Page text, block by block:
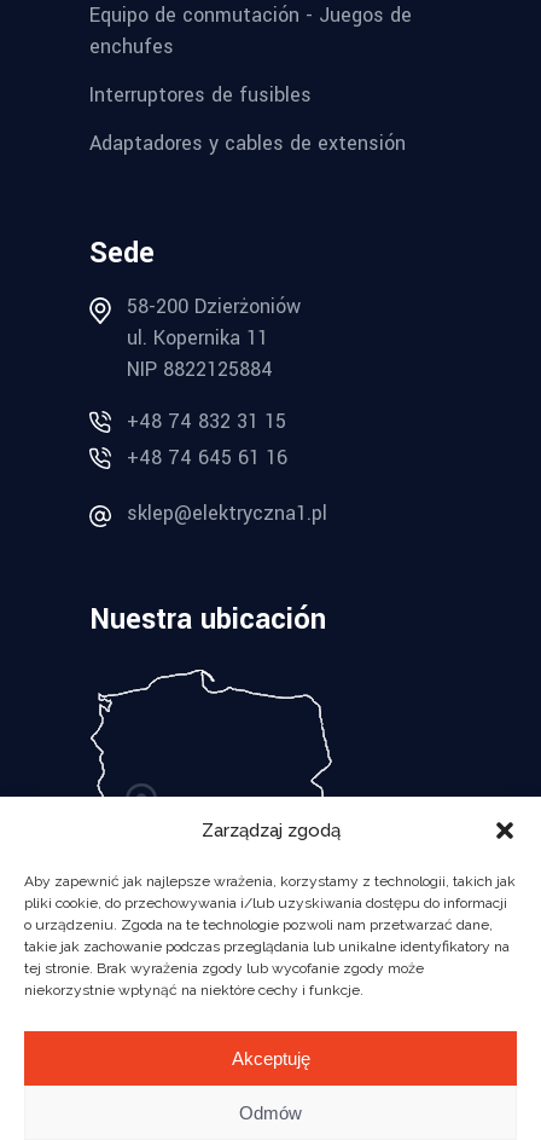
Zarządzaj zgodą
Aby zapewnić jak najlepsze wrażenia, korzystamy z technologii, takich jak
pliki cookie, do przechowywania i/lub uzyskiwania dostępu do informacji
o urządzeniu. Zgoda na te technologie pozwoli nam przetwarzać dane,
takie jak zachowanie podczas przeglądania lub unikalne identyfikatory na
tej stronie. Brak wyrażenia zgody lub wycofanie zgody może
niekorzystnie wpłynąć na niektóre cechy i funkcje.
Akceptuję
Odmów
Equipo de conmutación - Juegos de
enchufes
Interruptores de fusibles
Adaptadores y cables de extensión
Sede
58-200 Dzierżoniów
ul. Kopernika 11
NIP 8822125884
+48 74 832 31 15
+48 74 645 61 16
sklep@elektryczna1.pl
Nuestra ubicación